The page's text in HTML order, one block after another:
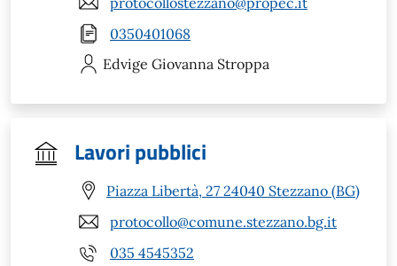
0350401068
Edvige Giovanna Stroppa
Lavori pubblici
Piazza Libertà, 27 24040 Stezzano (BG)
protocollo@comune.stezzano.bg.it
035 4545352